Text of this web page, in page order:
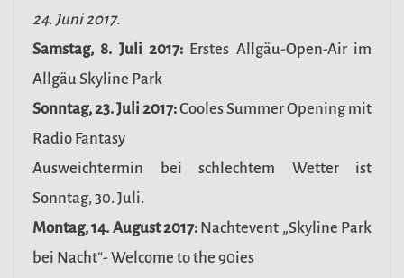
24. Juni 2017.
Samstag, 8. Juli 2017: Erstes Allgäu-Open-Air im
Allgäu Skyline Park
Sonntag, 23. Juli 2017:Cooles Summer Opening mit
Radio Fantasy
Ausweichtermin bei schlechtem Wetter ist
Sonntag, 30. Juli.
Montag, 14. August 2017: Nachtevent „Skyline Park
bei Nacht“- Welcome to the 90ies